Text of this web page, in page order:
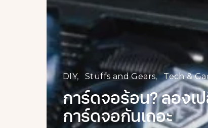
DIY Stuffs and Gears Tech &
การ์ดจอร้อน? ลองเ
การ์ดจอกันเถอะ